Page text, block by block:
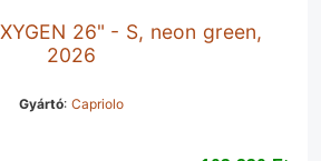
26" - S, neon green,
2026
Gyártó: Capriolo